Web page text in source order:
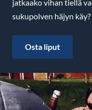
jatkaako vihan tiellä
sukupolven häjyn käy?
Osta liput